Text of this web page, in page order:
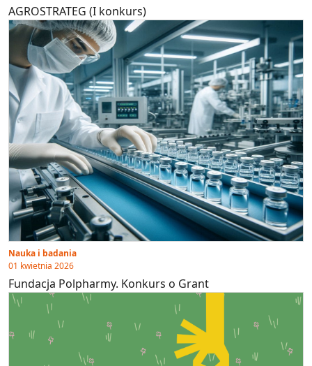
AGROSTRATEG (I konkurs)
Nauka i badania
01 kwietnia 2026
Fundacja Polpharmy. Konkurs o Grant